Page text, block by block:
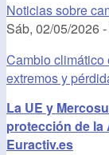
Noticias sobre
Sáb, 02/05/2026
Cambio climático
extremos y
La UE y
protección de la
Euractiv.es